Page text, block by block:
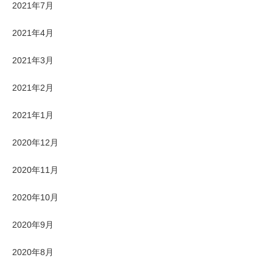
2021年7月
2021年4月
2021年3月
2021年2月
2021年1月
2020年12月
2020年11月
2020年10月
2020年9月
2020年8月